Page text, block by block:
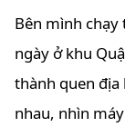
Bên mình
ngày ở khu
thành quen địa
nhau, nhìn